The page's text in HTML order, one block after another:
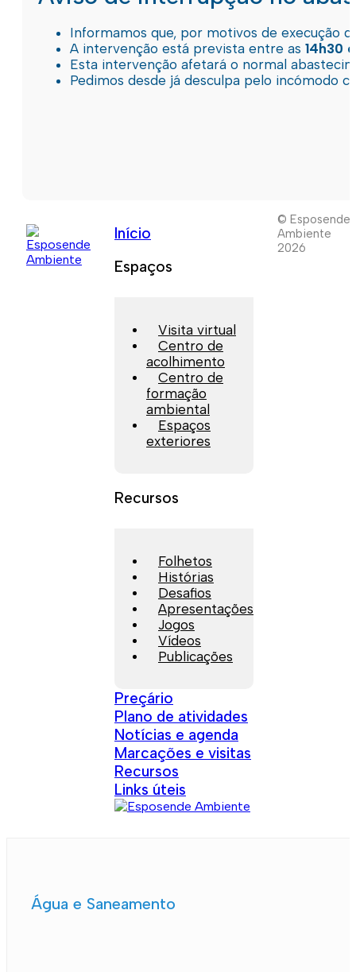
Informamos que, por motivos de execução
A intervenção está prevista entre as 14h30
Esta intervenção afetará o normal
Pedimos desde já desculpa pelo incómodo
Início
Espaços
Visita virtual
Centro de
acolhimento
Centro de
formação
ambiental
Espaços
exteriores
Recursos
Folhetos
Histórias
Desafios
Apresentações
Jogos
Vídeos
Publicações
Preçário
Plano de atividades
Notícias e agenda
Marcações e visitas
Recursos
Links úteis
© Esposende
Ambiente
2026
Água e Saneamento